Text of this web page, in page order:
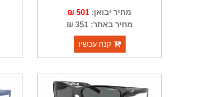
מחיר יבואן: 501 ₪
מחיר באתר: 351 ₪
קנה עכשיו